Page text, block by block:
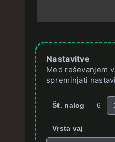
Nastavitve
Med reševanjem
spreminjati
Št. nalog 6
Vrsta vaj